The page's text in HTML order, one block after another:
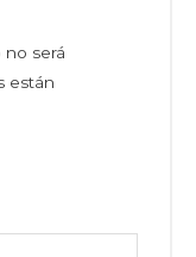
será
están